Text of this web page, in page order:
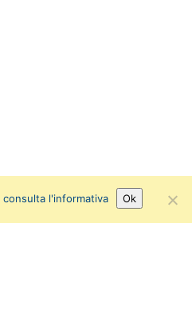
consulta l'informativa Ok